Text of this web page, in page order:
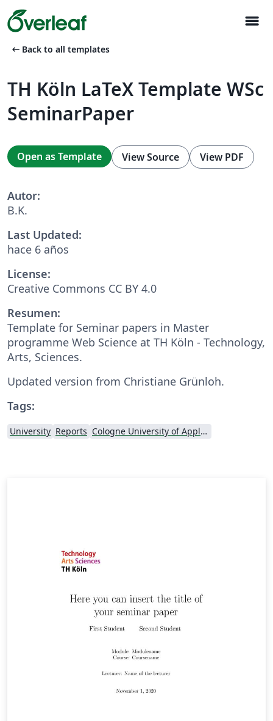
menu
arrow_left_alt Back to all templates
TH Köln LaTeX Template WSc
SeminarPaper
Open as Template View Source View PDF
Autor:
B.K.
Last Updated:
hace 6 años
License:
Creative Commons CC BY 4.0
Resumen:
Template for Seminar papers in Master
programme Web Science at TH Köln - Technology,
Arts, Sciences.
Updated version from Christiane Grünloh.
Tags:
University Reports Cologne University of Applied Sciences (Fachhochschule Köln)